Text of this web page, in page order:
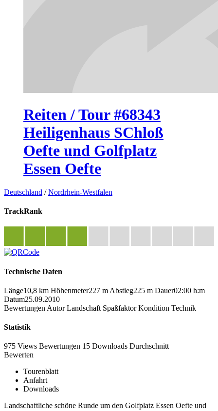
Reiten / Tour #68343
Heiligenhaus SChloß
Oefte und Golfplatz
Essen Oefte
Deutschland /Nordrhein-Westfalen
TrackRank
Technische Daten
Länge10,8 km Höhenmeter227 m Abstieg225 m Dauer02:00 h:m
Datum25.09.2010
Bewertungen Autor Landschaft Spaßfaktor Kondition Technik
Statistik
975 Views Bewertungen 15 Downloads Durchschnitt
Bewerten
Tourenblatt
Anfahrt
Downloads
Landschaftliche schöne Runde um den Golfplatz Essen Oefte und